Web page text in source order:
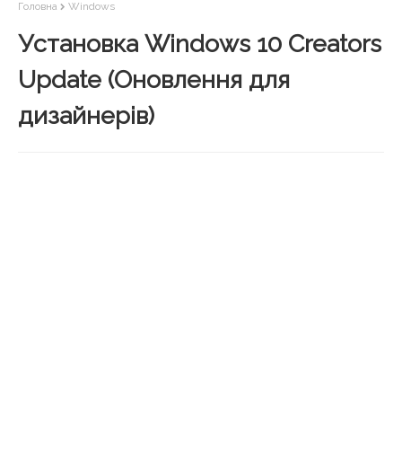
Головна Windows
Установка Windows 10 Creators
Update (Оновлення для
дизайнерів)